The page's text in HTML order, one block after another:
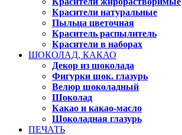
Красители натуральные
Пыльца цветочная
Краситель распылитель
Красители в наборах
ШОКОЛАД, КАКАО
Декор из шоколада
Фигурки шок. глазурь
Велюр шоколадный
Шоколад
Какао и какао-масло
Шоколадная глазурь
ПЕЧАТЬ